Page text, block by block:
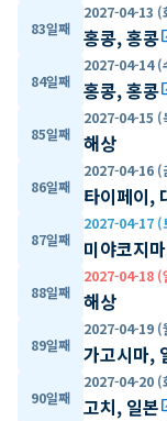
83일째
2027-04-13 (
홍콩, 홍콩
84일째
2027-04-14 (
홍콩, 홍콩
85일째
2027-04-15 (
해상
86일째
2027-04-16 (
타이페이,
87일째
2027-04-17 (
미야코지
88일째
2027-04-18 (
해상
89일째
2027-04-19 (
가고시마,
90일째
2027-04-20 (
고치, 일본